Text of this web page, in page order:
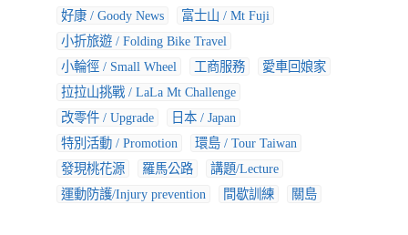
好康 / Goody News
富士山 / Mt Fuji
小折旅遊 / Folding Bike Travel
小輪徑 / Small Wheel
工商服務
愛車回娘家
拉拉山挑戰 / LaLa Mt Challenge
改零件 / Upgrade
日本 / Japan
特別活動 / Promotion
環島 / Tour Taiwan
發現桃花源
羅馬公路
講題/Lecture
運動防護/Injury prevention
間歇訓練 關島